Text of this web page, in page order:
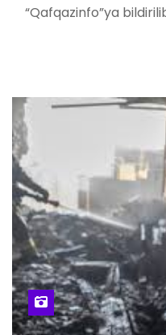
“Qafqazinfo”ya